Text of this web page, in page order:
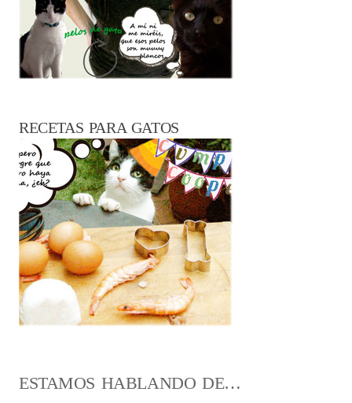
RECETAS PARA GATOS
ESTAMOS HABLANDO DE…